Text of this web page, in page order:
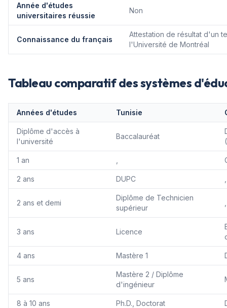
Année d'études
universitaires réussie
Non
Connaissance du français
Attestation de résultat d'un
l'Université de Montréal
Tableau comparatif des systèmes
Années d'études Tunisie
Diplôme d'accès à
l'université
Baccalauréat
1 an
2 ans DUPC
2 ans et demi
Diplôme de Technicien
supérieur
3 ans Licence
4 ans Mastère 1
5 ans
Mastère 2 / Diplôme
d'ingénieur
8 à 10 ans Ph.D., Doctorat